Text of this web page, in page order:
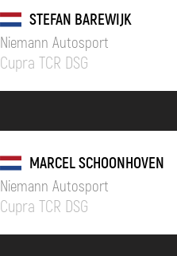
STEFAN BAREWIJK
Niemann Autosport
Cupra TCR DSG
MARCEL SCHOONHOVEN
Niemann Autosport
Cupra TCR DSG